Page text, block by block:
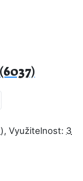
, Využitelnost: 3